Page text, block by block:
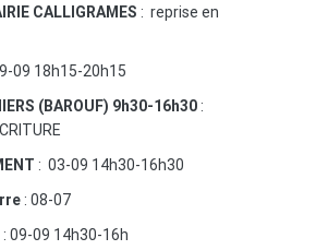
CALLIGRAMES : reprise en
09 18h15-20h15
(BAROUF) 9h30-16h30 :
: 03-09 14h30-16h30
: 08-07
: 09-09 14h30-16h